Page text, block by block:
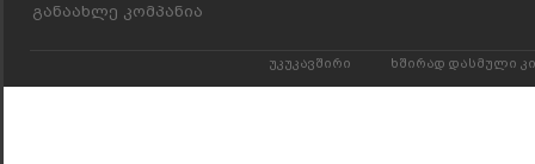
განაახლე კომპანია
უკუკავშირი ხშირად დასმული